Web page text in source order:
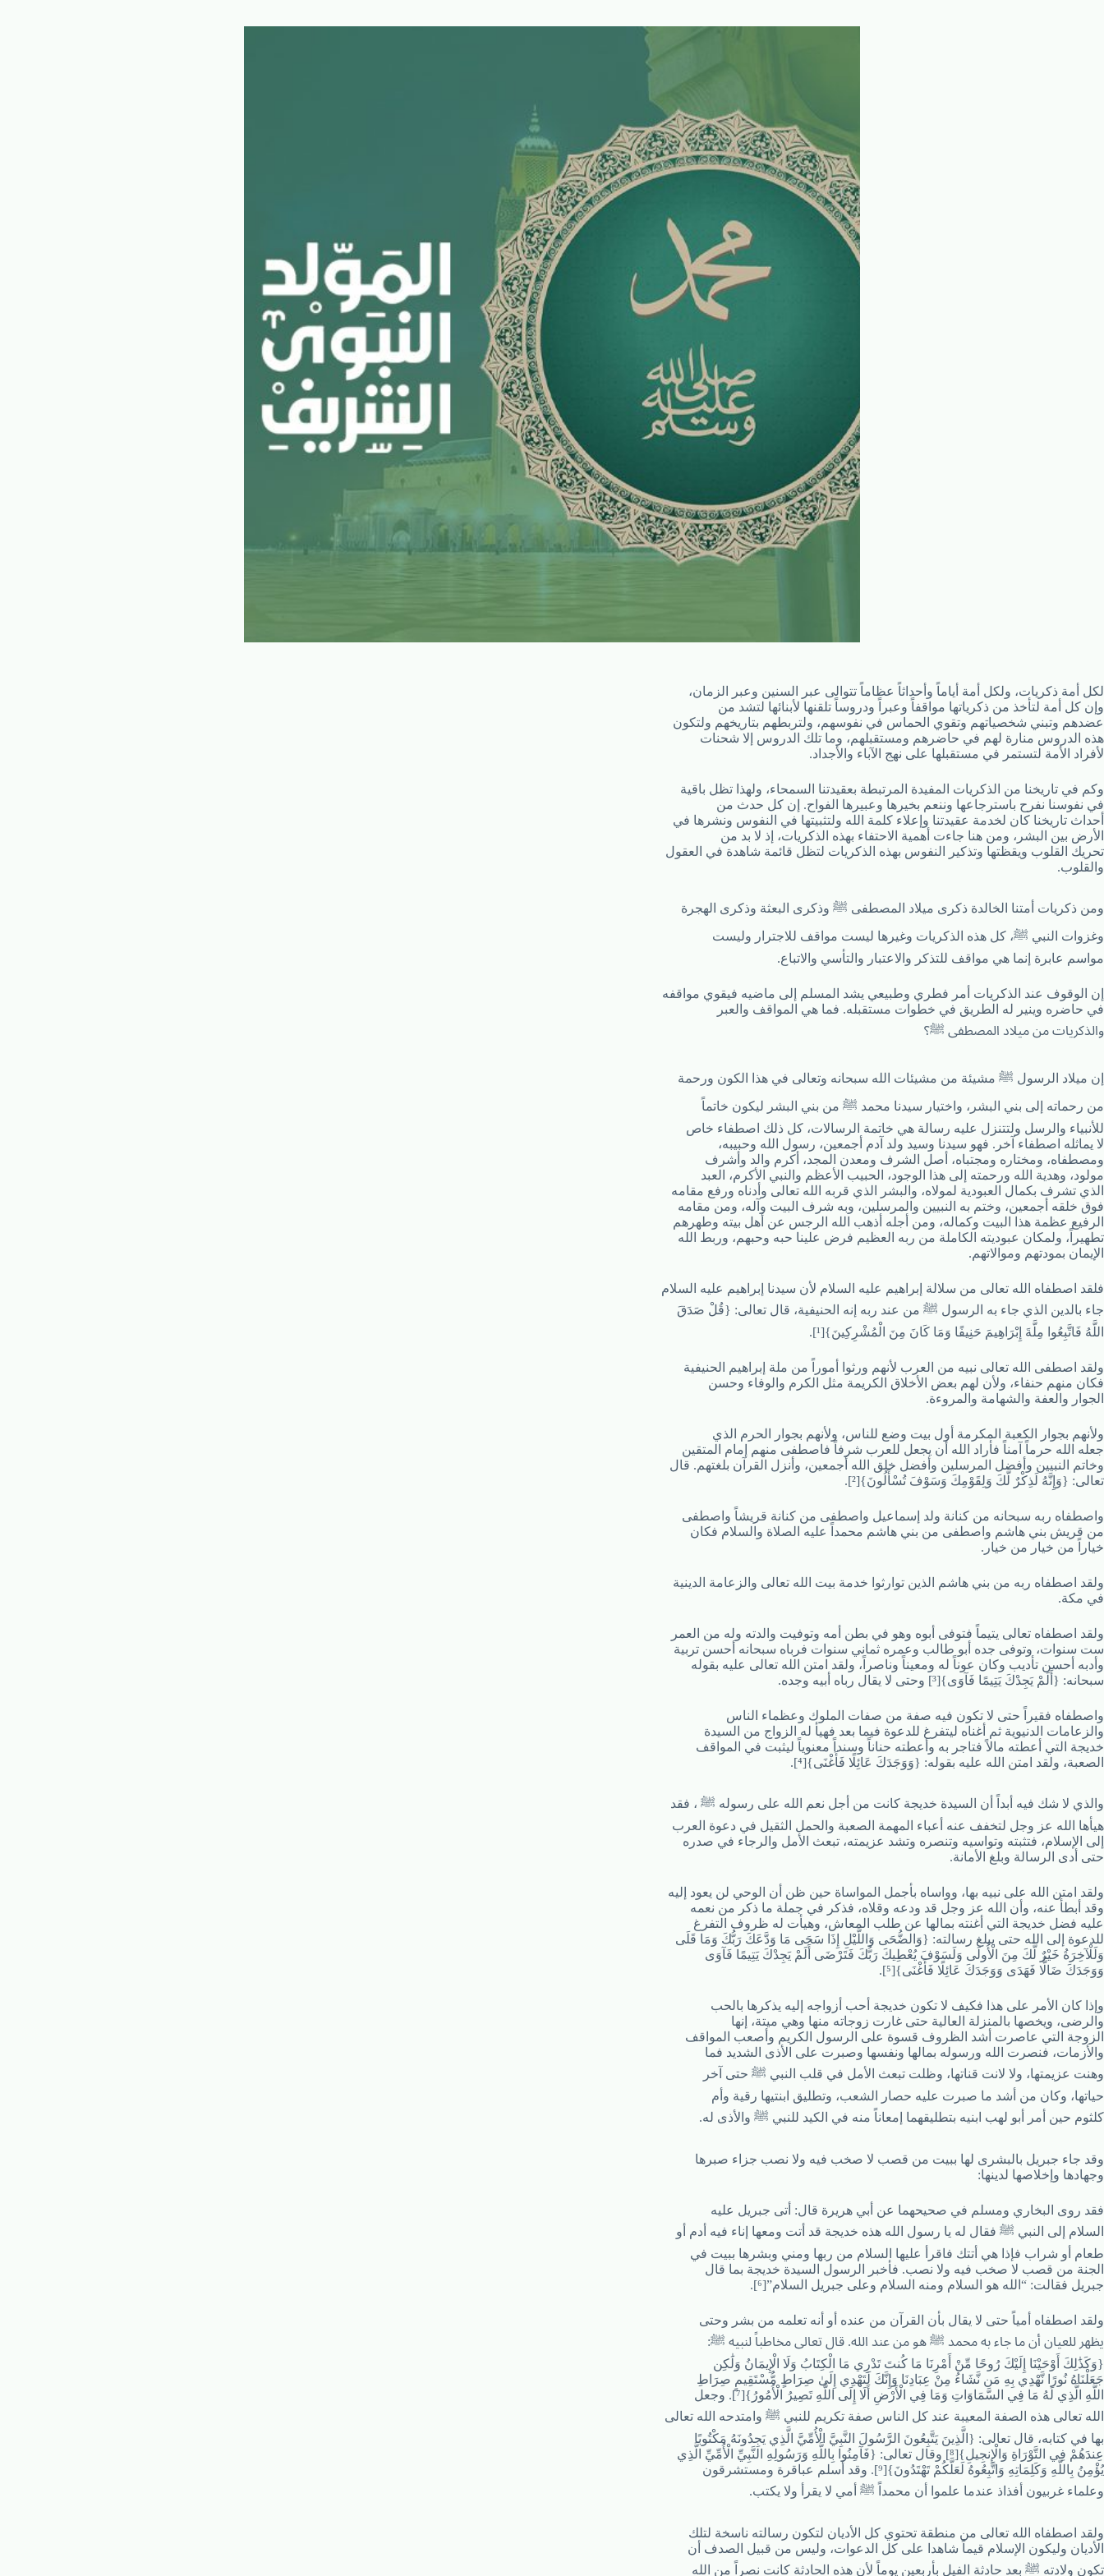
لكل أمة ذكريات، ولكل أمة أياماً وأحداثاً عظاماً تتوالى عبر السنين وعبر الزمان،
وإن كل أمة لتأخذ من ذكرياتها مواقفاً وعبراً ودروساً تلقنها لأبنائها لتشد من
عضدهم وتبني شخصياتهم وتقوي الحماس في نفوسهم، ولتربطهم بتاريخهم ولتكون
هذه الدروس منارة لهم في حاضرهم ومستقبلهم، وما تلك الدروس إلا شحنات
لأفراد الأمة لتستمر في مستقبلها على نهج الآباء والأجداد.
وكم في تاريخنا من الذكريات المفيدة المرتبطة بعقيدتنا السمحاء، ولهذا تظل باقية
في نفوسنا نفرح باسترجاعها وننعم بخيرها وعبيرها الفواح. إن كل حدث من
أحداث تاريخنا كان لخدمة عقيدتنا وإعلاء كلمة الله ولتثبيتها في النفوس ونشرها في
الأرض بين البشر، ومن هنا جاءت أهمية الاحتفاء بهذه الذكريات، إذ لا بد من
تحريك القلوب ويقظتها وتذكير النفوس بهذه الذكريات لتظل قائمة شاهدة في العقول
والقلوب.
ومن ذكريات أمتنا الخالدة ذكرى ميلاد المصطفى ﷺ وذكرى البعثة وذكرى الهجرة
وغزوات النبي ﷺ، كل هذه الذكريات وغيرها ليست مواقف للاجترار وليست
مواسم عابرة إنما هي مواقف للتذكر والاعتبار والتأسي والاتباع.
إن الوقوف عند الذكريات أمر فطري وطبيعي يشد المسلم إلى ماضيه فيقوي مواقفه
في حاضره وينير له الطريق في خطوات مستقبله. فما هي المواقف والعبر
والذكريات من ميلاد المصطفى ﷺ؟
إن ميلاد الرسول ﷺ مشيئة من مشيئات الله سبحانه وتعالى في هذا الكون ورحمة
من رحماته إلى بني البشر، واختيار سيدنا محمد ﷺ من بني البشر ليكون خاتماً
للأنبياء والرسل ولتتنزل عليه رسالة هي خاتمة الرسالات، كل ذلك اصطفاء خاص
لا يماثله اصطفاء آخر. فهو سيدنا وسيد ولد آدم أجمعين، رسول الله وحبيبه،
ومصطفاه، ومختاره ومجتباه، أصل الشرف ومعدن المجد، أكرم والد وأشرف
مولود، وهدية الله ورحمته إلى هذا الوجود، الحبيب الأعظم والنبي الأكرم، العبد
الذي تشرف بكمال العبودية لمولاه، والبشر الذي قربه الله تعالى وأدناه ورفع مقامه
فوق خلقه أجمعين، وختم به النبيين والمرسلين، وبه شرف البيت وآله، ومن مقامه
الرفيع عظمة هذا البيت وكماله، ومن أجله أذهب الله الرجس عن أهل بيته وطهرهم
تطهيراً، ولمكان عبوديته الكاملة من ربه العظيم فرض علينا حبه وحبهم، وربط الله
الإيمان بمودتهم وموالاتهم.
فلقد اصطفاه الله تعالى من سلالة إبراهيم عليه السلام لأن سيدنا إبراهيم عليه السلام
جاء بالدين الذي جاء به الرسول ﷺ من عند ربه إنه الحنيفية، قال تعالى: {قُلْ صَدَقَ
اللَّهُ فَاتَّبِعُوا مِلَّةَ إِبْرَاهِيمَ حَنِيفًا وَمَا كَانَ مِنَ الْمُشْرِكِينَ}[¹].
ولقد اصطفى الله تعالى نبيه من العرب لأنهم ورثوا أموراً من ملة إبراهيم الحنيفية
فكان منهم حنفاء، ولأن لهم بعض الأخلاق الكريمة مثل الكرم والوفاء وحسن
الجوار والعفة والشهامة والمروءة.
ولأنهم بجوار الكعبة المكرمة أول بيت وضع للناس، ولأنهم بجوار الحرم الذي
جعله الله حرماً آمناً فأراد الله أن يجعل للعرب شرفاً فاصطفى منهم إمام المتقين
وخاتم النبيين وأفضل المرسلين وأفضل خلق الله أجمعين، وأنزل القرآن بلغتهم. قال
تعالى: {وَإِنَّهُ لَذِكْرٌ لَّكَ وَلِقَوْمِكَ وَسَوْفَ تُسْأَلُونَ}[²].
واصطفاه ربه سبحانه من كنانة ولد إسماعيل واصطفى من كنانة قريشاً واصطفى
من قريش بني هاشم واصطفى من بني هاشم محمداً عليه الصلاة والسلام فكان
خياراً من خيار من خيار.
ولقد اصطفاه ربه من بني هاشم الذين توارثوا خدمة بيت الله تعالى والزعامة الدينية
في مكة.
ولقد اصطفاه تعالى يتيماً فتوفى أبوه وهو في بطن أمه وتوفيت والدته وله من العمر
ست سنوات، وتوفى جده أبو طالب وعمره ثماني سنوات فرباه سبحانه أحسن تربية
وأدبه أحسن تأديب وكان عوناً له ومعيناً وناصراً، ولقد امتن الله تعالى عليه بقوله
سبحانه: {أَلَمْ يَجِدْكَ يَتِيمًا فَآوَى}[³] وحتى لا يقال رباه أبيه وجده.
واصطفاه فقيراً حتى لا تكون فيه صفة من صفات الملوك وعظماء الناس
والزعامات الدنيوية ثم أغناه ليتفرغ للدعوة فيما بعد فهيأ له الزواج من السيدة
خديجة التي أعطته مالاً فتاجر به وأعطته حناناً وسنداً معنوياً ليثبت في المواقف
الصعبة، ولقد امتن الله عليه بقوله: {وَوَجَدَكَ عَائِلًا فَأَغْنَى}[⁴].
والذي لا شك فيه أبداً أن السيدة خديجة كانت من أجل نعم الله على رسوله ﷺ ، فقد
هيأها الله عز وجل لتخفف عنه أعباء المهمة الصعبة والحمل الثقيل في دعوة العرب
إلى الإسلام، فتثبته وتواسيه وتنصره وتشد عزيمته، تبعث الأمل والرجاء في صدره
حتى أدى الرسالة وبلغ الأمانة.
ولقد امتن الله على نبيه بها، وواساه بأجمل المواساة حين ظن أن الوحي لن يعود إليه
وقد أبطأ عنه، وأن الله عز وجل قد ودعه وقلاه، فذكر في جملة ما ذكر من نعمه
عليه فضل خديجة التي أغنته بمالها عن طلب المعاش، وهيأت له ظروف التفرغ
للدعوة إلى الله حتى يبلغ رسالته: {وَالضُّحَى وَاللَّيْلِ إِذَا سَجَى مَا وَدَّعَكَ رَبُّكَ وَمَا قَلَى
وَلَلْآخِرَةُ خَيْرٌ لَّكَ مِنَ الْأُولَى وَلَسَوْفَ يُعْطِيكَ رَبُّكَ فَتَرْضَى أَلَمْ يَجِدْكَ يَتِيمًا فَآوَى
وَوَجَدَكَ ضَالًّا فَهَدَى وَوَجَدَكَ عَائِلًا فَأَغْنَى}[⁵].
وإذا كان الأمر على هذا فكيف لا تكون خديجة أحب أزواجه إليه يذكرها بالحب
والرضى، ويخصها بالمنزلة العالية حتى غارت زوجاته منها وهي ميتة، إنها
الزوجة التي عاصرت أشد الظروف قسوة على الرسول الكريم وأصعب المواقف
والأزمات، فنصرت الله ورسوله بمالها ونفسها وصبرت على الأذى الشديد فما
وهنت عزيمتها، ولا لانت قناتها، وظلت تبعث الأمل في قلب النبي ﷺ حتى آخر
حياتها، وكان من أشد ما صبرت عليه حصار الشعب، وتطليق ابنتيها رقية وأم
كلثوم حين أمر أبو لهب ابنيه بتطليقهما إمعاناً منه في الكيد للنبي ﷺ والأذى له.
وقد جاء جبريل بالبشرى لها ببيت من قصب لا صخب فيه ولا نصب جزاء صبرها
وجهادها وإخلاصها لدينها:
فقد روى البخاري ومسلم في صحيحهما عن أبي هريرة قال: أتى جبريل عليه
السلام إلى النبي ﷺ فقال له يا رسول الله هذه خديجة قد أتت ومعها إناء فيه أدم أو
طعام أو شراب فإذا هي أتتك فاقرأ عليها السلام من ربها ومني وبشرها ببيت في
الجنة من قصب لا صخب فيه ولا نصب. فأخبر الرسول السيدة خديجة بما قال
جبريل فقالت: “الله هو السلام ومنه السلام وعلى جبريل السلام”[⁶].
ولقد اصطفاه أمياً حتى لا يقال بأن القرآن من عنده أو أنه تعلمه من بشر وحتى
يظهر للعيان أن ما جاء به محمد ﷺ هو من عند الله. قال تعالى مخاطباً لنبيه ﷺ:
{وَكَذَٰلِكَ أَوْحَيْنَا إِلَيْكَ رُوحًا مِّنْ أَمْرِنَا مَا كُنتَ تَدْرِي مَا الْكِتَابُ وَلَا الْإِيمَانُ وَلَٰكِن
جَعَلْنَاهُ نُورًا نَّهْدِي بِهِ مَن نَّشَاءُ مِنْ عِبَادِنَا وَإِنَّكَ لَتَهْدِي إِلَىٰ صِرَاطٍ مُّسْتَقِيمٍ صِرَاطِ
اللَّهِ الَّذِي لَهُ مَا فِي السَّمَاوَاتِ وَمَا فِي الْأَرْضِ أَلَا إِلَى اللَّهِ تَصِيرُ الْأُمُورُ}[⁷]. وجعل
الله تعالى هذه الصفة المعيبة عند كل الناس صفة تكريم للنبي ﷺ وامتدحه الله تعالى
بها في كتابه، قال تعالى: {الَّذِينَ يَتَّبِعُونَ الرَّسُولَ النَّبِيَّ الْأُمِّيَّ الَّذِي يَجِدُونَهُ مَكْتُوبًا
عِندَهُمْ فِي التَّوْرَاةِ وَالْإِنجِيلِ}[⁸] وقال تعالى: {فَآمِنُوا بِاللَّهِ وَرَسُولِهِ النَّبِيِّ الْأُمِّيِّ الَّذِي
يُؤْمِنُ بِاللَّهِ وَكَلِمَاتِهِ وَاتَّبِعُوهُ لَعَلَّكُمْ تَهْتَدُونَ}[⁹]. وقد أسلم عباقرة ومستشرقون
وعلماء غربيون أفذاذ عندما علموا أن محمداً ﷺ أمي لا يقرأ ولا يكتب.
ولقد اصطفاه الله تعالى من منطقة تحتوي كل الأديان لتكون رسالته ناسخة لتلك
الأديان وليكون الإسلام قيماً شاهدا على كل الدعوات، وليس من قبيل الصدف أن
تكون ولادته ﷺ بعد حادثة الفيل بأربعين يوماً لأن هذه الحادثة كانت نصراً من الله